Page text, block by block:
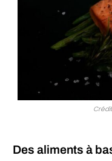
Des aliments à